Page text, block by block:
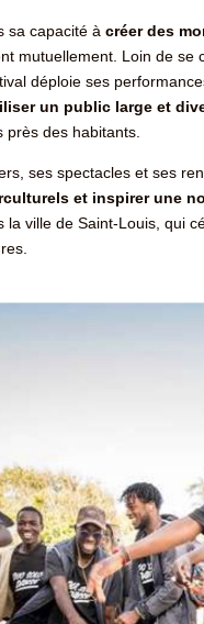
sa capacité à créer des
mutuellement. Loin de
déploie ses
un public large et
des habitants.
ses spectacles et ses
et inspirer une
ville de Saint-Louis, qui